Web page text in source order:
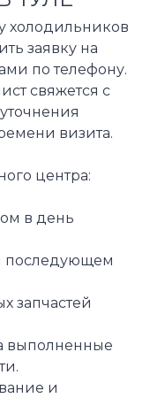
холодильников
заявку на
по телефону.
свяжется с
визита.
центра:
в день
последующем
запчастей
выполненные
и